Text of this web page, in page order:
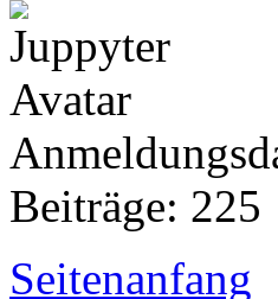
Beiträge: 225
Seitenanfang